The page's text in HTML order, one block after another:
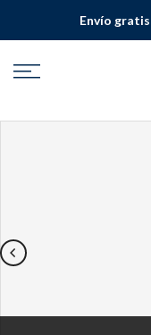
al
Envío gratis